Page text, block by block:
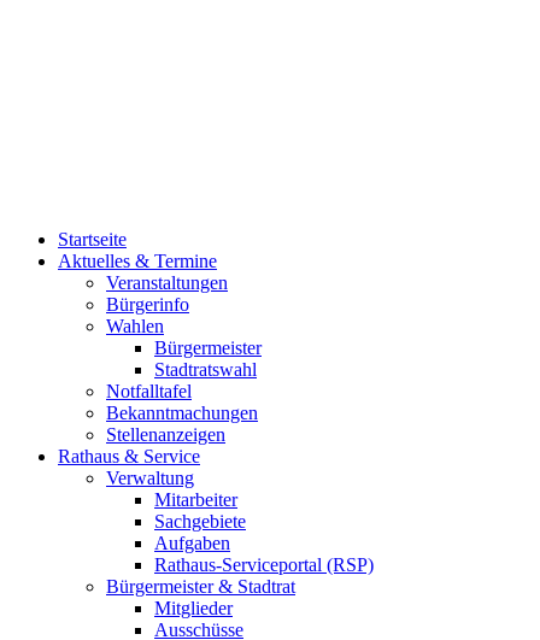
Startseite
Aktuelles & Termine
Veranstaltungen
Bürgerinfo
Wahlen
Bürgermeister
Stadtratswahl
Notfalltafel
Bekanntmachungen
Stellenanzeigen
Rathaus & Service
Verwaltung
Mitarbeiter
Sachgebiete
Aufgaben
Rathaus-Serviceportal (RSP)
Bürgermeister & Stadtrat
Mitglieder
Ausschüsse